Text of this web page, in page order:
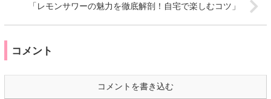
「レモンサワーの魅力を徹底解剖！自宅で楽しむコツ」
コメント
コメントを書き込む